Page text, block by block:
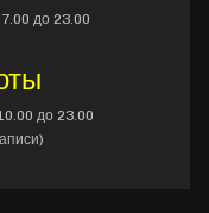
до 23.00
до 23.00